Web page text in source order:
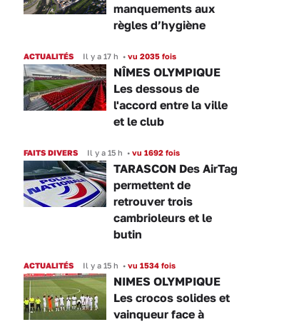
manquements aux
règles d’hygiène
ACTUALITÉS Il y a 17 h • vu 2035 fois
NÎMES OLYMPIQUE
Les dessous de
l'accord entre la ville
et le club
FAITS DIVERS Il y a 15 h • vu 1692 fois
TARASCON Des AirTag
permettent de
retrouver trois
cambrioleurs et le
butin
ACTUALITÉS Il y a 15 h • vu 1534 fois
NIMES OLYMPIQUE
Les crocos solides et
vainqueur face à